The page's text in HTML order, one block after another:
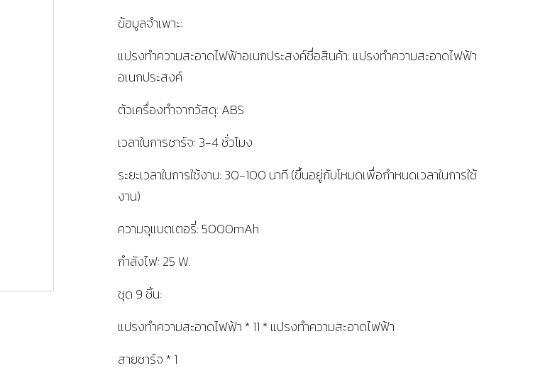
ข้อมูลจำเพาะ:
แปรงทำความสะอาดไฟฟ้าอเนกประสงค์ชื่อสินค้า: แปรงทำความสะอาดไฟฟ้า
อเนกประสงค์
ตัวเครื่องทำจากวัสดุ: ABS
เวลาในการชาร์จ: 3-4 ชั่วโมง
ระยะเวลาในการใช้งาน: 30-100 นาที (ขึ้นอยู่กับโหมดเพื่อกำหนดเวลาในการใช้
งาน)
ความจุแบตเตอรี่: 5000mAh
กำลังไฟ: 25 W.
ชุด 9 ชิ้น:
แปรงทำความสะอาดไฟฟ้า * 11 * แปรงทำความสะอาดไฟฟ้า
สายชาร์จ * 1